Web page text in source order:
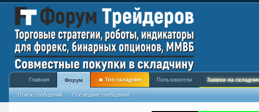
Главная Форум
Поиск сообщений Последние сообщения
🔥 Топ складчин Пользователи Заявки на